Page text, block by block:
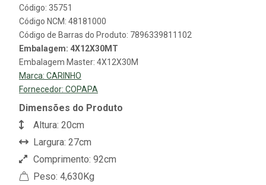
Código: 35751
Código NCM: 48181000
Código de Barras do Produto: 7896339811102
Embalagem: 4X12X30MT
Embalagem Master: 4X12X30M
Marca: CARINHO
Fornecedor: COPAPA
Dimensões do Produto
Altura: 20cm
Largura: 27cm
Comprimento: 92cm
Peso: 4,630Kg